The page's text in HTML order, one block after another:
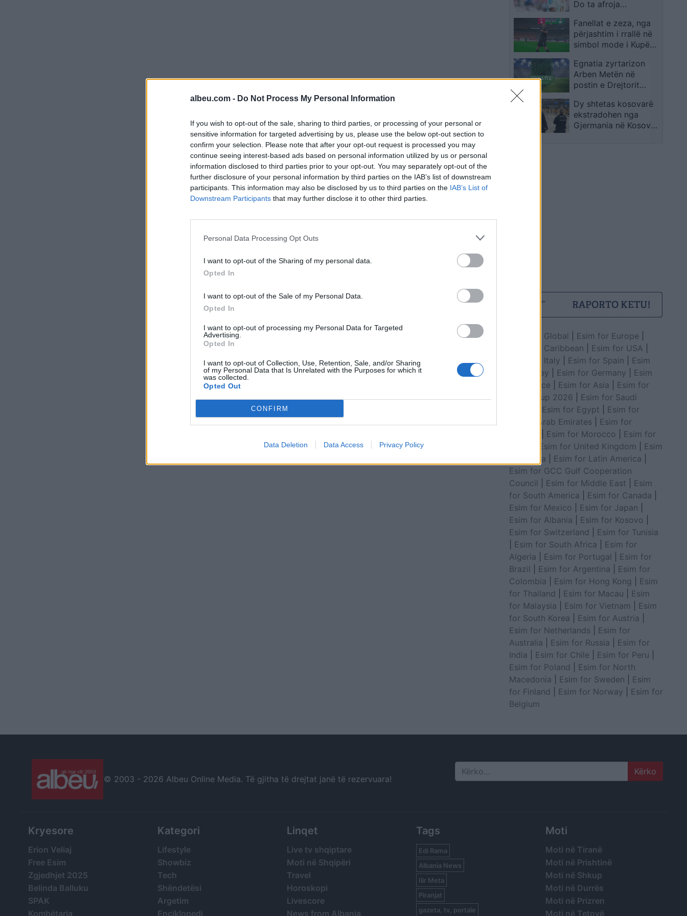
albeu.com - Do Not Process My Personal Information
If you wish to opt-out of the sale, sharing to third parties, or processing of your personal or
sensitive information for targeted advertising by us, please use the below opt-out section to
confirm your selection. Please note that after your opt-out request is processed you may
continue seeing interest-based ads based on personal information utilized by us or personal
information disclosed to third parties prior to your opt-out. You may separately opt-out of the
further disclosure of your personal information by third parties on the IAB’s list of downstream
participants. This information may also be disclosed by us to third parties on the IAB’s List of
Downstream Participants that may further disclose it to other third parties.
Personal Data Processing Opt Outs
I want to opt-out of the Sharing of my personal data.
Opted In
I want to opt-out of the Sale of my Personal Data.
Opted In
I want to opt-out of processing my Personal Data for Targeted
Advertising.
Opted In
I want to opt-out of Collection, Use, Retention, Sale, and/or Sharing
of my Personal Data that Is Unrelated with the Purposes for which it
was collected.
Opted Out
CONFIRM
Data Deletion Data Access Privacy Policy
Do ta afroja
Fanellat e zeza, nga
përjashtim i rrallë në
simbol mode i Kupës
Egnatia zyrtarizon
Arben Metën në
postin e Drejtorit
Dy shtetas kosovarë
ekstradohen nga
Gjermania në Kosovë
Esim for Global Esim for Europe
Esim for Caribbean
Esim for USA
Esim for Italy
Esim for Spain
Esim
for Turkey
Esim for Germany
Esim
for Greece
Esim for Asia
Esim for
World Cup 2026
Esim for Saudi
Esim for Egypt
Esim for
United Arab Emirates
Esim for
Esim for Morocco
Esim for
Esim for United Kingdom
Esim
for Africa
Esim for Latin America
Esim for GCC Gulf Cooperation
Council
Esim for Middle East
Esim
for South America
Esim for Canada
Esim for Mexico
Esim for Japan
Esim for Albania
Esim for Kosovo
Esim for Switzerland
Esim for Tunisia
Esim for South Africa
Esim for
Algeria
Esim for Portugal
Esim for
Brazil
Esim for Argentina
Esim for
Colombia
Esim for Hong Kong
Esim
for Thailand
Esim for Macau
Esim
for Malaysia
Esim for Vietnam
Esim
for South Korea
Esim for Austria
Esim for Netherlands
Esim for
Australia
Esim for Russia
Esim for
India
Esim for Chile Esim for Peru
Esim for Poland
Esim for North
Macedonia
Esim for Sweden
Esim
for Finland
Esim for Norway
Esim for
Belgium
© 2003 - 2026 Albeu Online Media. Të gjitha të drejtat janë të rezervuara! Search
Kryesore
Erion Veliaj
Free Esim
Zgjedhjet 2025
Belinda Balluku
SPAK
Kombëtarja
Kategori
Lifestyle
Showbiz
Tech
Shëndetësi
Argetim
Enciklopedi
Linqet
Live tv shqiptare
Moti në Shqipëri
Travel
Horoskopi
Livescore
News from Albania
Tags
Edi Rama
Albania News
Ilir Meta
Piranjat
gazeta, tv, portale
Moti
Moti në Tiranë
Moti në Prishtinë
Moti në Shkup
Moti në Durrës
Moti në Prizren
Moti në Tetovë